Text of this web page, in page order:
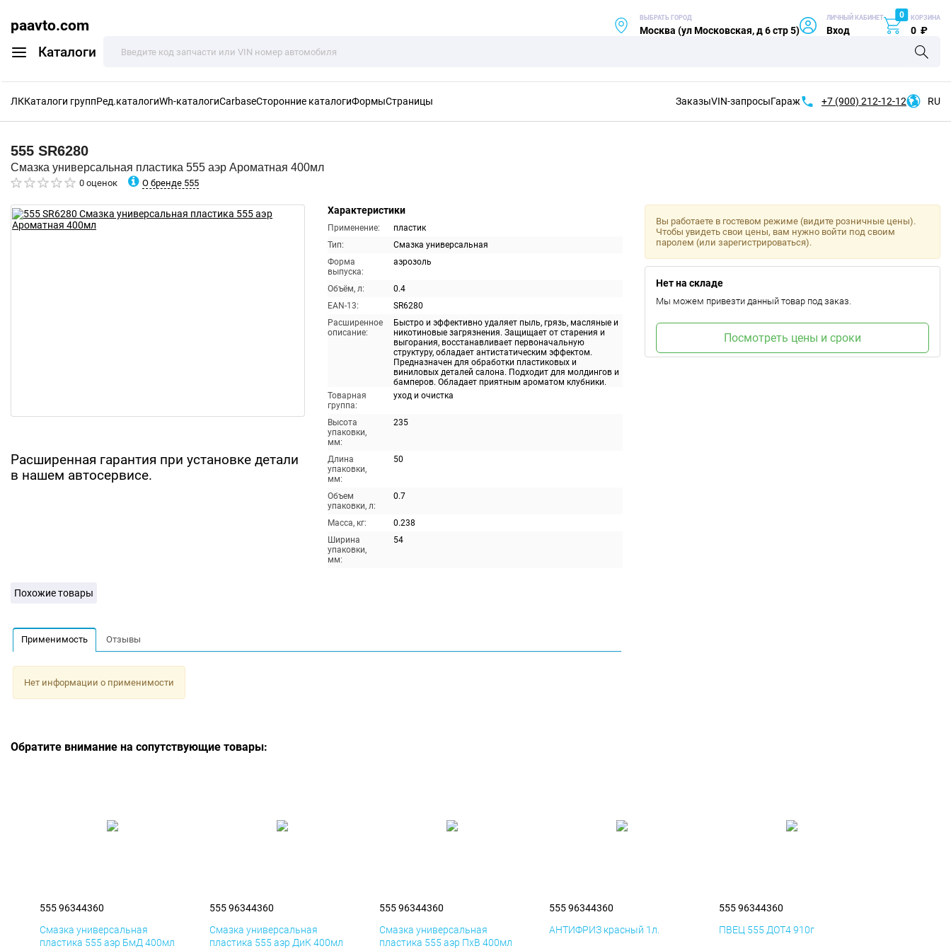
paavto.com
Каталоги
ВЫБРАТЬ ГОРОД
Москва (ул Московская, д 6 стр 5)
ЛИЧНЫЙ КАБИНЕТ
Вход
0 КОРЗИНА
0 ₽
ЛККаталоги группРед.каталогиWh-каталогиCarbaseСторонние каталогиФормыСтраницы ЗаказыVIN-запросыГараж +7 (900) 212-12-12 RU
555 SR6280
Смазка универсальная пластика 555 аэр Ароматная 400мл
0 оценок О бренде 555
Расширенная гарантия при установке детали
в нашем автосервисе.
Характеристики
Применение:
пластик
Тип:
Смазка универсальная
Форма
выпуска:
аэрозоль
Объём, л:
0.4
EAN-13:
SR6280
Расширенное
описание:
Быстро и эффективно удаляет пыль, грязь, масляные и
никотиновые загрязнения. Защищает от старения и
выгорания, восстанавливает первоначальную
структуру, обладает антистатическим эффектом.
Предназначен для обработки пластиковых и
виниловых деталей салона. Подходит для молдингов и
бамперов. Обладает приятным ароматом клубники.
Товарная
группа:
уход и очистка
Высота
упаковки,
мм:
235
Длина
упаковки,
мм:
50
Объем
упаковки, л:
0.7
Масса, кг:
0.238
Ширина
упаковки,
мм:
54
Вы работаете в гостевом режиме (видите розничные цены).
Чтобы увидеть свои цены, вам нужно войти под своим
паролем (или зарегистрироваться).
Нет на складе
Мы можем привезти данный товар под заказ.
Посмотреть цены и сроки
Похожие товары
Применимость Отзывы
Нет информации о применимости
Обратите внимание на сопутствующие товары:
555 96344360
Смазка универсальная
пластика 555 аэр БмД 400мл
555 96344360
Смазка универсальная
пластика 555 аэр ДиК 400мл
555 96344360
Смазка универсальная
пластика 555 аэр ПхВ 400мл
555 96344360
АНТИФРИЗ красный 1л.
555 96344360
ПВЕЦ 555 ДОТ4 910г